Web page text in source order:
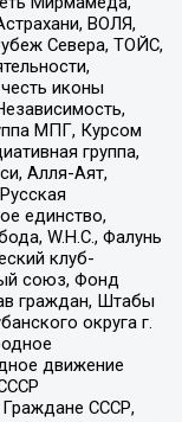
ВОЛЯ,
Севера, ТОЙС,
иконы
МПГ, Курсом
группа,
Алля-Аят,
единство,
W.H.С., Фалунь
клуб-
союз, Фонд
граждан, Штабы
округа г.
движение
СССР,